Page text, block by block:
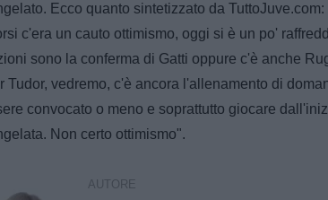
Ecco quanto sintetizzato da
c'era un cauto ottimismo, oggi si è un po'
sono la conferma di Gatti oppure c'è anche
Tudor, vedremo, c'è ancora l'allenamento di
convocato o meno e soprattutto giocare
Non certo ottimismo".
AUTORE